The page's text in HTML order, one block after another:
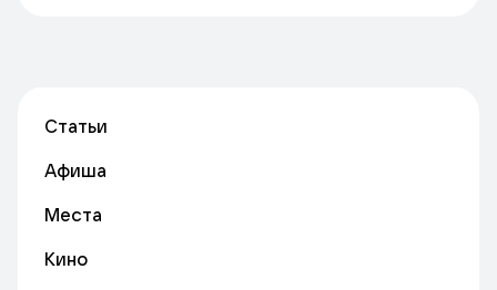
Статьи
Афиша
Места
Кино